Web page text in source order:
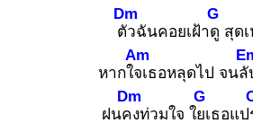
ตัว
Dm
ฉันคอยเฝ้าดู
G
สุด
หากใจเ
Am
ธอหลุดไป จนลั
ฝนคง
Dm
ท่วมใจ ใยเ
G
ธอแป